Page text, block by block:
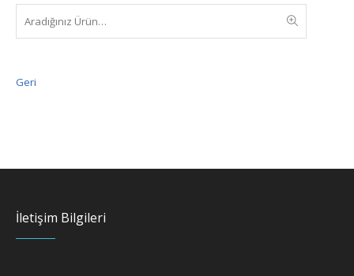
Geri
İletişim Bilgileri